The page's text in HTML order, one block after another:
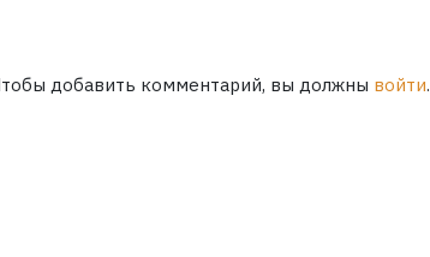
добавить комментарий, вы должны войти.